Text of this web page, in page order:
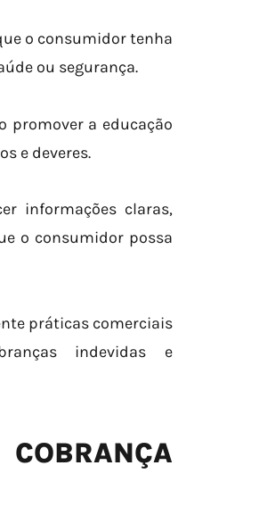
o consumidor tenha
ou segurança.
promover a educação
e deveres.
informações claras,
o consumidor possa
práticas comerciais
indevidas e